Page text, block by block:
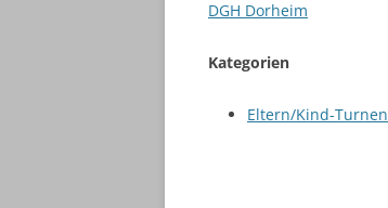
DGH Dorheim
Kategorien
Eltern/Kind-Turnen